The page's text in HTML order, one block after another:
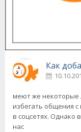
Как
меют же некоторые
избегать общения
в соцсетях. Однако
нас